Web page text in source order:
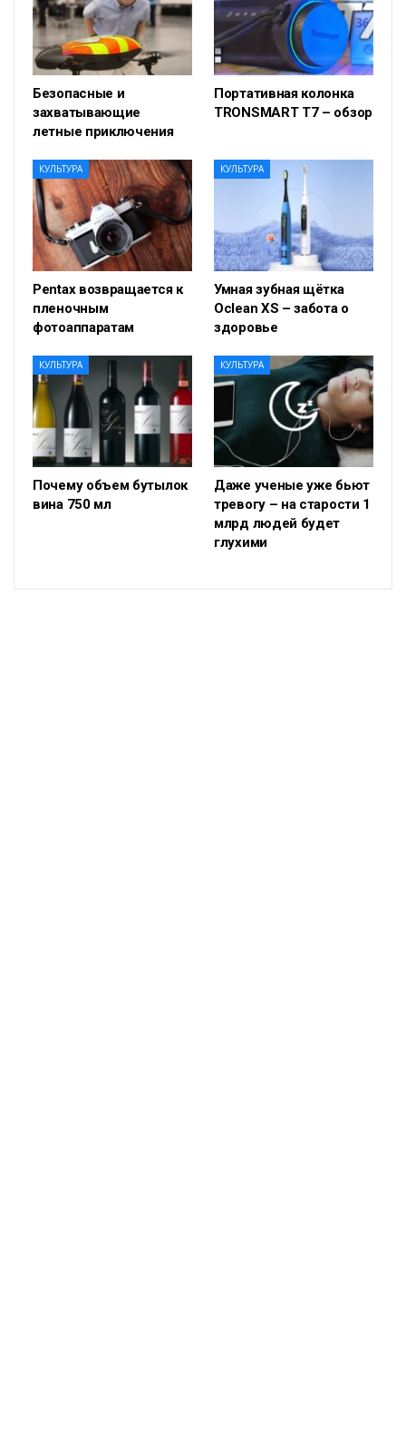
Безопасные и
захватывающие
летные приключения
Портативная колонка
TRONSMART T7 – обзор
КУЛЬТУРА
Pentax возвращается к
пленочным
фотоаппаратам
КУЛЬТУРА
Умная зубная щётка
Oclean XS – забота о
здоровье
КУЛЬТУРА
Почему объем бутылок
вина 750 мл
КУЛЬТУРА
Даже ученые уже бьют
тревогу – на старости 1
млрд людей будет
глухими